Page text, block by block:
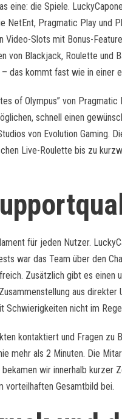
eine: die Spiele.
Pragmatic Play und
Video-Slots mit Bonus-
von Blackjack, Roulette und
das kommt fast wie in einer
of Olympus” von Pragmatic
schnell einen
von Evolution Gaming.
Live-Roulette bis zu
für jeden Nutzer.
war das Team über den
Zusätzlich gibt es einen
aus direkter
Schwierigkeiten nicht im
kontaktiert und Fragen zu
mehr als 2 Minuten. Die
wir innerhalb kurzer
vorteilhaften Gesamtbild bei.